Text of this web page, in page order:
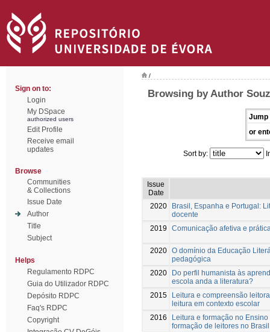
Sign on to:
Login
My DSpace
authorized users
Edit Profile
Receive email
updates
Browse
Communities
& Collections
Issue Date
Author
Title
Subject
Helps
Regulamento RDPC
Guia do Utilizador RDPC
Depósito RDPC
Faq's RDPC
Copyright
/
Browsing by Author
Jump
or
Sort by:
Issue
Date
2020
Brasil, Espanha e Portugal:
docente
2019
Comunicação afetiva e
2020 O domínio da Educação
pedagógica
2020
Do perfil humanista às
escola anda a literatura?
2015
Leitura e compreensão
leitura em contexto escolar
2016
Leitura e formação no
formação de leitores no